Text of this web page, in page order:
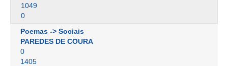
1049
0
Poemas -> Sociais
PAREDES DE COURA
0
1405